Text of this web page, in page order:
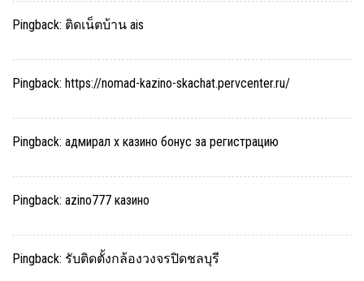
Pingback: ติดเน็ตบ้าน ais
Pingback: https://nomad-kazino-skachat.pervcenter.ru/
Pingback: адмирал х казино бонус за регистрацию
Pingback: azino777 казино
Pingback: รับติดตั้งกล้องวงจรปิดชลบุรี